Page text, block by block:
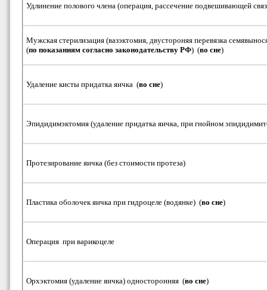
Удлинение полового члена (операция, рассечение подвешивающей
Мужская стерилизация (вазэктомия, двустороняя перевязка
(по показаниям согласно законодательству РФ) (во сне)
Удаление кисты придатка яичка (во сне)
Эпидидимэктомия (удаление придатка яичка, при гнойном
Протезирование яичка (без стоимости протеза)
Пластика оболочек яичка при гидроцеле (водянке) (во сне)
Операция при варикоцеле
Орхэктомия (удаление яичка) односторонняя (во сне)